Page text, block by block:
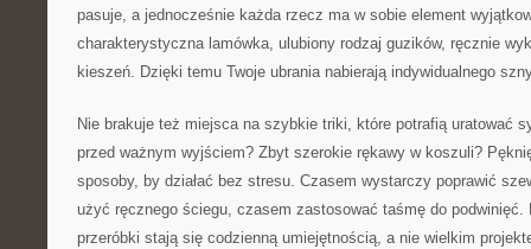
pasuje, a jednocześnie każda rzecz ma w sobie element
charakterystyczna lamówka, ulubiony rodzaj guzików, ręcznie
kieszeń. Dzięki temu Twoje ubrania nabierają indywidualnego
Nie brakuje też miejsca na szybkie triki, które potrafią uratować
przed ważnym wyjściem? Zbyt szerokie rękawy w koszuli?
sposoby, by działać bez stresu. Czasem wystarczy poprawić
użyć ręcznego ściegu, czasem zastosować taśmę do podwinięć.
przeróbki stają się codzienną umiejętnością, a nie wielkim